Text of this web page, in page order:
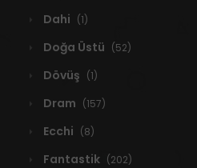
Dahi (1)
Doğa Üstü (52)
Dövüş (1)
Dram (157)
Ecchi (8)
Fantastik (202)